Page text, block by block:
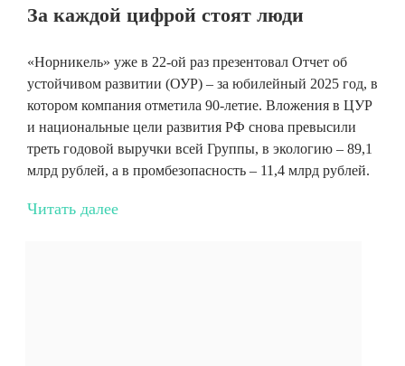
За каждой цифрой стоят люди
«Норникель» уже в 22-ой раз презентовал Отчет об
устойчивом развитии (ОУР) – за юбилейный 2025 год, в
котором компания отметила 90-летие. Вложения в ЦУР
и национальные цели развития РФ снова превысили
треть годовой выручки всей Группы, в экологию – 89,1
млрд рублей, а в промбезопасность – 11,4 млрд рублей.
Читать далее